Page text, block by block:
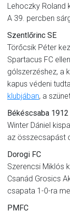
Lehoczky Roland
A 39. percben
Szentlőrinc SE
Törőcsik Péter
Spartacus FC
gólszerzéshez, a
kapus védeni
klubjában, a
Békéscsaba 1912
Winter Dániel
az összecsapást
Dorogi FC
Szerencsi Miklós
Csanád Grosics
csapata 1-0-ra
PMFC